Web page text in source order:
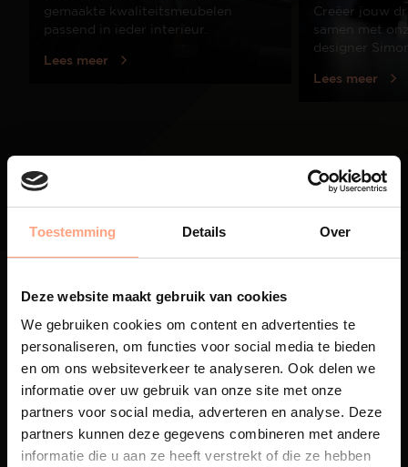
Toestemming Details Over
Deze website maakt gebruik van cookies
We gebruiken cookies om content en advertenties te
personaliseren, om functies voor social media te bieden
en om ons websiteverkeer te analyseren. Ook delen we
informatie over uw gebruik van onze site met onze
partners voor social media, adverteren en analyse. Deze
partners kunnen deze gegevens combineren met andere
informatie die u aan ze heeft verstrekt of die ze hebben
01
gemaakte kwaliteitsmeubelen
passend in ieder interieur.
Lees meer
Creëer jouw
samen met
designer
Lees meer
Maatwerk
Een exclusieve handgemaakte
beleving, waar Nederlands
vakmanschap en design
samenkomen.